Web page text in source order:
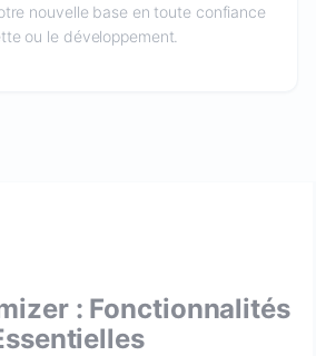
nouvelle base en toute confiance
ou le développement.
: Fonctionnalités